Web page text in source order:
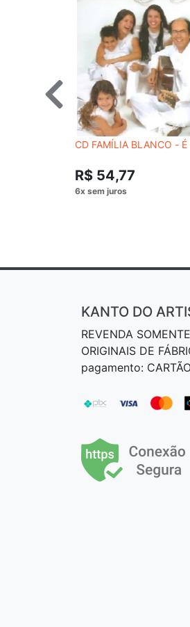
CD FAMÍLIA BLANCO - É
R$ 54,77
KANTO DO
REVENDA
ORIGINAIS DE
pagamento: